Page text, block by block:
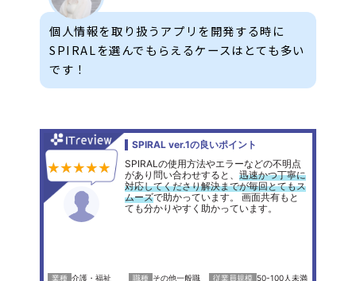
個人情報を取り扱うアプリを開発する時に
SPIRALを選んでもらえるケースはとても多い
です！